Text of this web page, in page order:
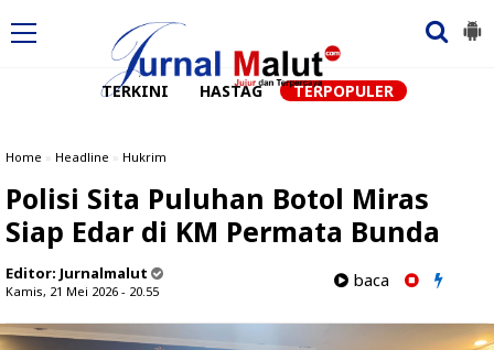
TERKINI HASTAG TERPOPULER
Home » Headline » Hukrim
Polisi Sita Puluhan Botol Miras
Siap Edar di KM Permata Bunda
Editor: Jurnalmalut
Kamis, 21 Mei 2026 - 20.55
baca